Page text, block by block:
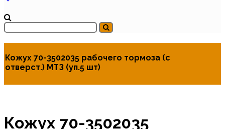
Кожух 70-3502035 рабочего тормоза (с
отверст.) МТЗ (уп.5 шт)
Кожух 70-3502035